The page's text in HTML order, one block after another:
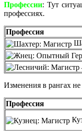
Профессии: Тут
профессиях.
Профессия
Изменения в рангах
Профессия